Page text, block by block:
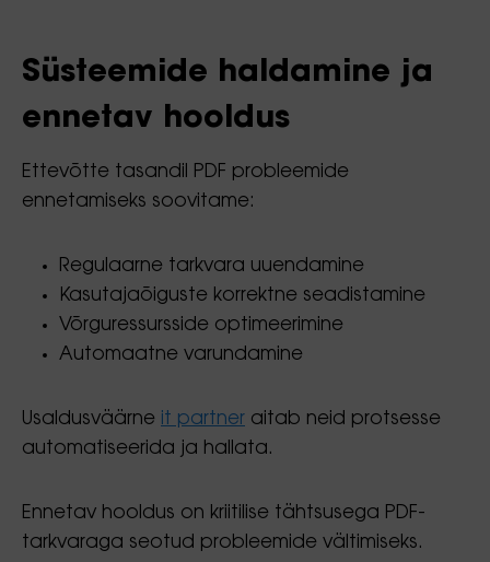
Süsteemide haldamine ja
ennetav hooldus
Ettevõtte tasandil PDF probleemide
ennetamiseks soovitame:
Regulaarne tarkvara uuendamine
Kasutajaõiguste korrektne seadistamine
Võrguressursside optimeerimine
Automaatne varundamine
Usaldusväärne it partner aitab neid protsesse
automatiseerida ja hallata.
Ennetav hooldus on kriitilise tähtsusega PDF-
tarkvaraga seotud probleemide vältimiseks.